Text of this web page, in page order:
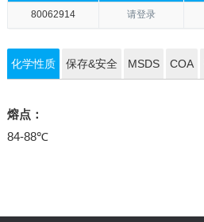
80062914 请登录
化学性质 保存&安全 MSDS COA
熔点：
84-88℃